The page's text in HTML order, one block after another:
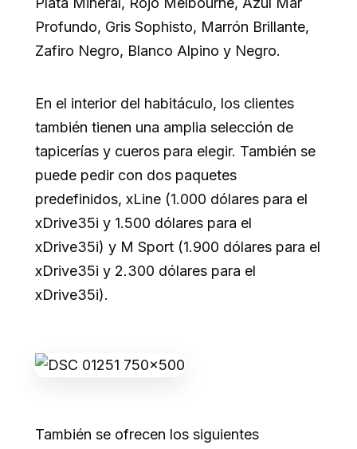
Profundo, Gris Sophisto, Marrón Brillante,
Zafiro Negro, Blanco Alpino y Negro.
En el interior del habitáculo, los clientes
también tienen una amplia selección de
tapicerías y cueros para elegir. También se
puede pedir con dos paquetes
predefinidos, xLine (1.000 dólares para el
xDrive35i y 1.500 dólares para el
xDrive35i) y M Sport (1.900 dólares para el
xDrive35i y 2.300 dólares para el
xDrive35i).
También se ofrecen los siguientes